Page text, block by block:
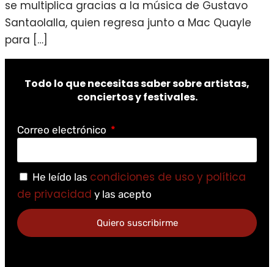
se multiplica gracias a la música de Gustavo
Santaolalla, quien regresa junto a Mac Quayle
para […]
Todo lo que necesitas saber sobre artistas,
conciertos y festivales.
Correo electrónico
He leído las condiciones de uso y política
de privacidad y las acepto
Quiero suscribirme